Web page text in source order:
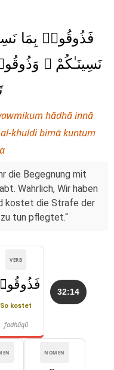
فَذُوقُوا۟ بِمَا
نَسِينَـٰكُمْ
hādhā innā
khuldi bimā kuntum
die Begegnung mit
Wahrlich, Wir haben
kostet die Strafe der
tun pflegtet.“
32:14
VERB
So kostet
fadhūqū
NOMEN